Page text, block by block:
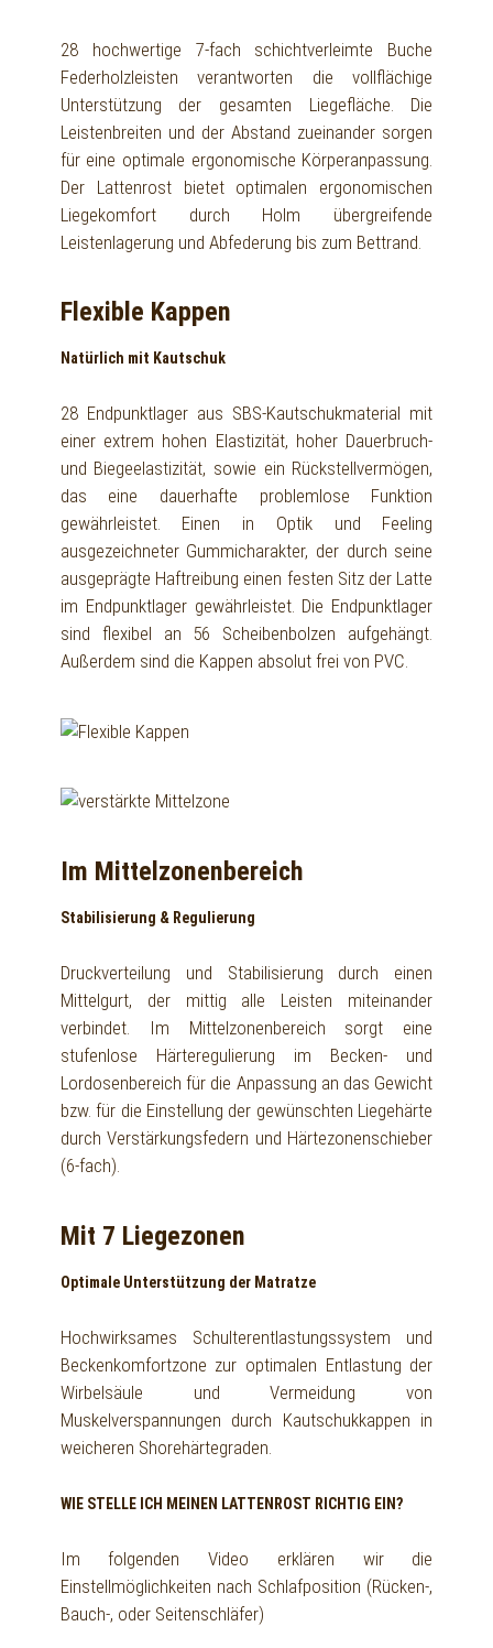
28 hochwertige 7-fach schichtverleimte Buche
Federholzleisten verantworten die vollflächige
Unterstützung der gesamten Liegefläche. Die
Leistenbreiten und der Abstand zueinander sorgen
für eine optimale ergonomische Körperanpassung.
Der Lattenrost bietet optimalen ergonomischen
Liegekomfort durch Holm übergreifende
Leistenlagerung und Abfederung bis zum Bettrand.
Flexible Kappen
Natürlich mit Kautschuk
28 Endpunktlager aus SBS-Kautschukmaterial mit
einer extrem hohen Elastizität, hoher Dauerbruch-
und Biegeelastizität, sowie ein Rückstellvermögen,
das eine dauerhafte problemlose Funktion
gewährleistet. Einen in Optik und Feeling
ausgezeichneter Gummicharakter, der durch seine
ausgeprägte Haftreibung einen festen Sitz der Latte
im Endpunktlager gewährleistet. Die Endpunktlager
sind flexibel an 56 Scheibenbolzen aufgehängt.
Außerdem sind die Kappen absolut frei von PVC.
Im Mittelzonenbereich
Stabilisierung & Regulierung
Druckverteilung und Stabilisierung durch einen
Mittelgurt, der mittig alle Leisten miteinander
verbindet. Im Mittelzonenbereich sorgt eine
stufenlose Härteregulierung im Becken- und
Lordosenbereich für die Anpassung an das Gewicht
bzw. für die Einstellung der gewünschten Liegehärte
durch Verstärkungsfedern und Härtezonenschieber
(6-fach).
Mit 7 Liegezonen
Optimale Unterstützung der Matratze
Hochwirksames Schulterentlastungssystem und
Beckenkomfortzone zur optimalen Entlastung der
Wirbelsäule und Vermeidung von
Muskelverspannungen durch Kautschukkappen in
weicheren Shorehärtegraden.
WIE STELLE ICH MEINEN LATTENROST RICHTIG EIN?
Im folgenden Video erklären wir die
Einstellmöglichkeiten nach Schlafposition (Rücken-,
Bauch-, oder Seitenschläfer)